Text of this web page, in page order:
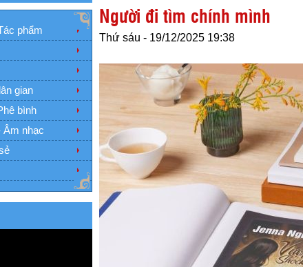
phẩm
gian
bình
Âm nhạc
Người đi tìm chính mình
Thứ sáu - 19/12/2025 19:38